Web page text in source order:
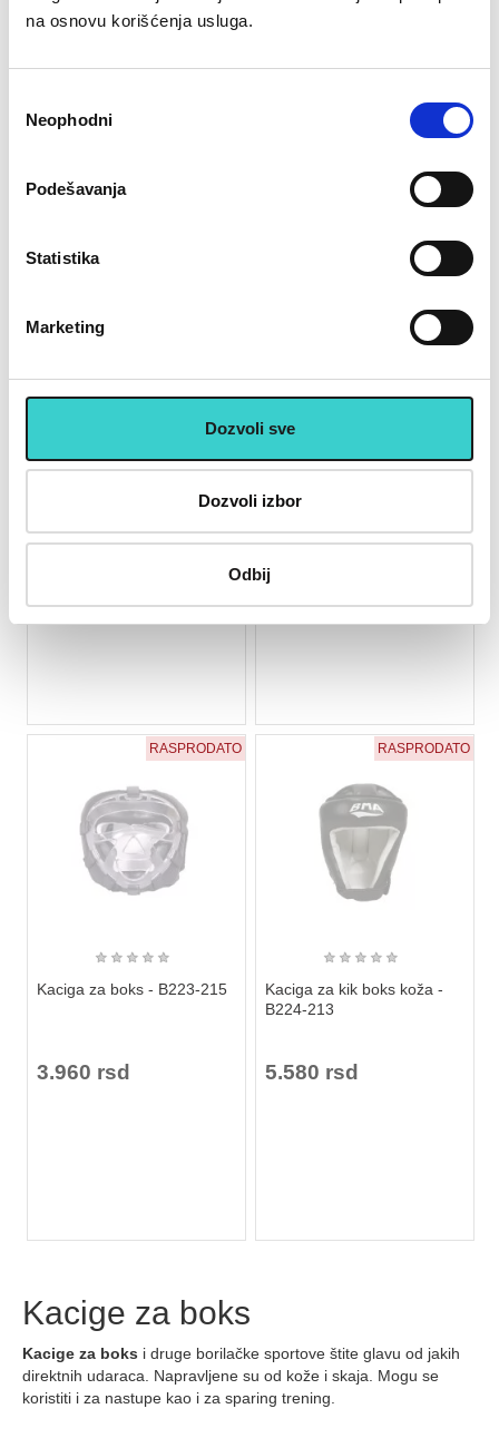
na osnovu korišćenja usluga.
сагласности
Neophodni
Podešavanja
Statistika
Marketing
Dozvoli sve
Dozvoli izbor
Odbij
Kaciga za boks S-veličine -
Kaciga za boks koža -
B224-212
RASPRODATO
★ ★ ★ ★ ★
Kaciga za boks - B223-215
3.960 rsd
RASPRODATO
★ ★ ★ ★ ★
Kaciga za kik boks koža -
B224-213
5.580 rsd
Kacige za boks
Kacige za boks i druge borilačke sportove štite glavu od jakih
direktnih udaraca. Napravljene su od kože i skaja. Mogu se
koristiti i za nastupe kao i za sparing trening.